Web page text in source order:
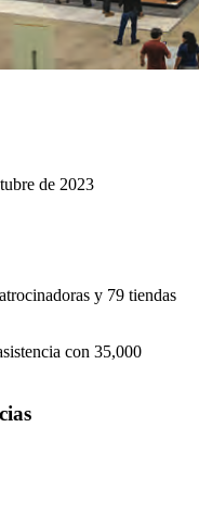
de 2023
y 79 tiendas
con 35,000